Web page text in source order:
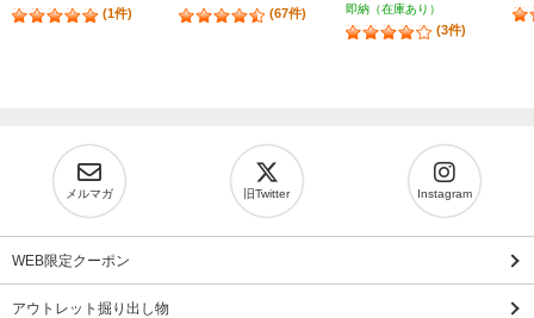
(1件)
(67件)
即納（在庫あり）
(3件)
メルマガ 旧Twitter Instagram
WEB限定クーポン
アウトレット掘り出し物